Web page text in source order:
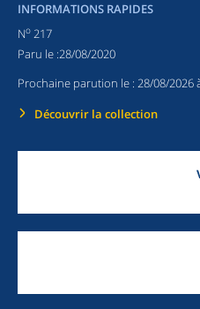
INFORMATIONS RAPIDES
No 217
Paru le :28/08/2020
Prochaine parution le : 28/08/2026
Découvrir la collection